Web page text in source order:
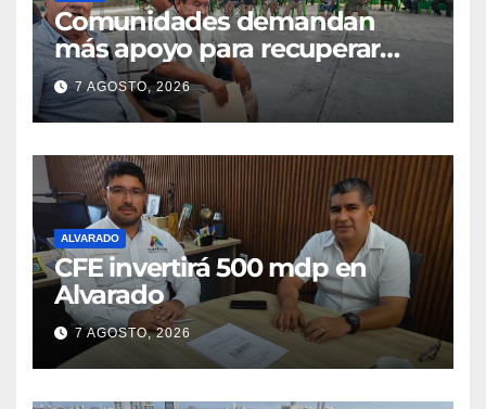
Comunidades demandan
más apoyo para recuperar
parcelas
7 AGOSTO, 2026
ALVARADO
CFE invertirá 500 mdp en
Alvarado
7 AGOSTO, 2026